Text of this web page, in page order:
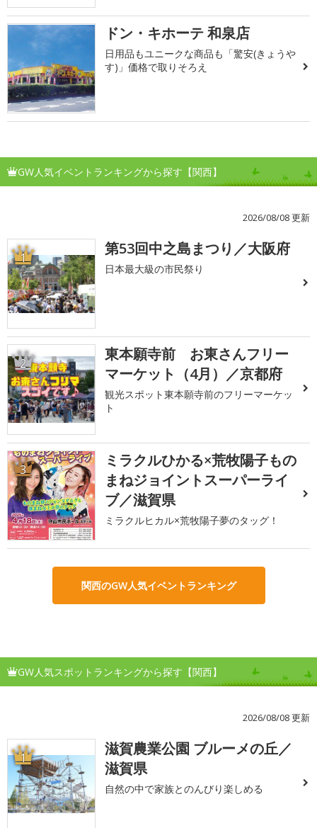
ドン・キホーテ 和泉店
日用品もユニークな商品も「驚安(きょうや
す)」価格で取りそろえ
GW人気イベントランキングから探す【関西】
2026/08/08 更新
1 第53回中之島まつり／大阪府
日本最大級の市民祭り
2
東本願寺前 お東さんフリー
マーケット（4月）／京都府
観光スポット東本願寺前のフリーマーケッ
ト
3
ミラクルひかる×荒牧陽子もの
まねジョイントスーパーライ
ブ／滋賀県
ミラクルヒカル×荒牧陽子夢のタッグ！
関西のGW人気イベントランキング
GW人気スポットランキングから探す【関西】
2026/08/08 更新
1
滋賀農業公園 ブルーメの丘／
滋賀県
自然の中で家族とのんびり楽しめる